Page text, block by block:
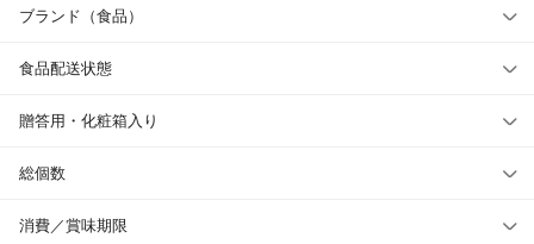
ブランド（食品）
食品配送状態
贈答用・化粧箱入り
総個数
消費／賞味期限